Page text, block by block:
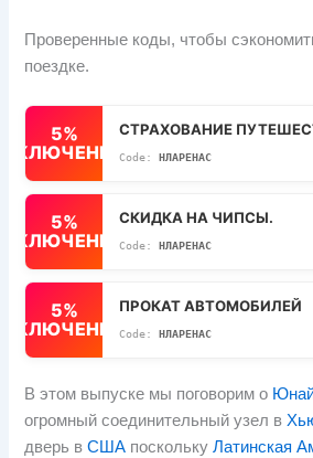
Проверенные коды, чтобы
поездке.
5%
СТРАХОВАНИЕ
НЛАРЕНАС
5%
СКИДКА НА ЧИПСЫ.
НЛАРЕНАС
5%
ПРОКАТ АВТОМОБИЛЕЙ
НЛАРЕНАС
В этом выпуске мы поговорим о
огромный соединительный узел в
дверь вСША посколькуЛатинская